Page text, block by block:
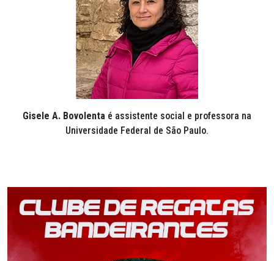
Gisele A. Bovolenta é assistente social e professora na
Universidade Federal de São Paulo.